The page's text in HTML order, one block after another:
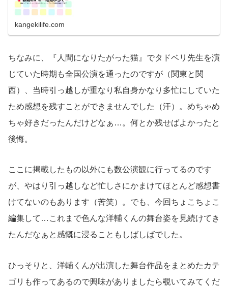
kangekilife.com
ちなみに、『人間になりたがった猫』でタドベリ先生を演
じていた時期も全国公演を通ったのですが（関東と関
西）、当時引っ越しが重なり私自身かなり多忙にしていた
ため感想を残すことができませんでした（汗）。めちゃめ
ちゃ好きだったんだけどなぁ…。何とか残せばよかったと
後悔。
ここに掲載したもの以外にも数公演観に行ってるのです
が、やはり引っ越しなど忙しさにかまけてほとんど感想書
けてないのもあります（苦笑）。でも、今回ちょこちょこ
編集して…これまで色んな洋輔くんの舞台姿を見続けてき
たんだなぁと感慨に浸ることもしばしばでした。
ひっそりと、洋輔くんが出演した舞台作品をまとめたカテ
ゴリも作ってあるので興味がありましたら覗いてみてくだ